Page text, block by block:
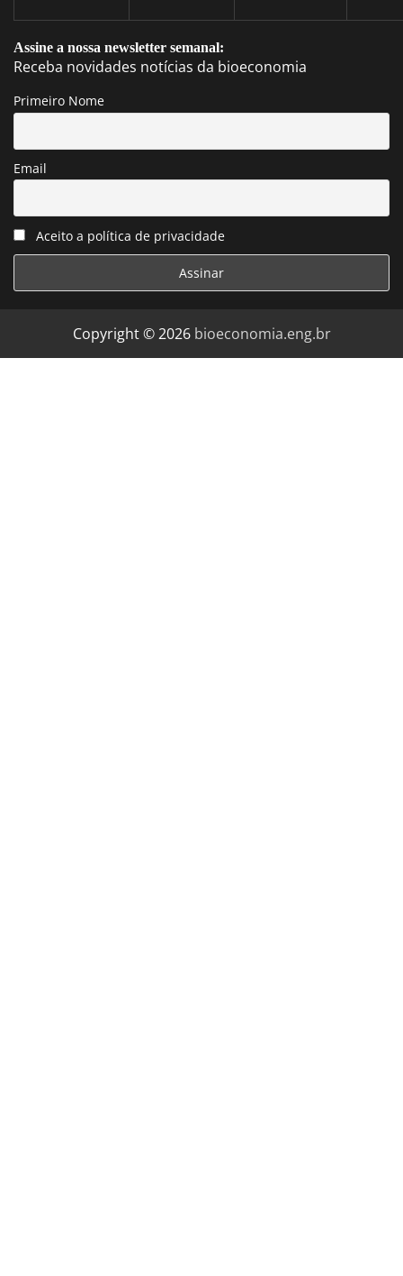
Assine a nossa newsletter semanal:
Receba novidades notícias da bioeconomia
Primeiro Nome
Email
Aceito a política de privacidade
Copyright © 2026 bioeconomia.eng.br